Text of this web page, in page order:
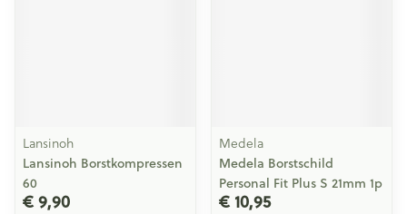
Lansinoh
Lansinoh Borstkompressen
60
€ 9,90
Medela
Medela Borstschild
Personal Fit Plus S 21mm 1p
€ 10,95